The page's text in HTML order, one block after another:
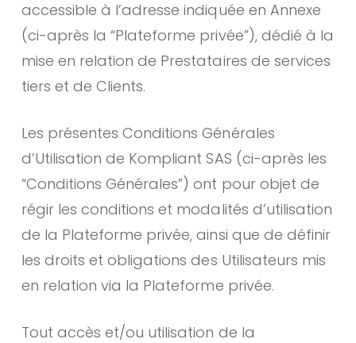
accessible à l’adresse indiquée en Annexe
(ci-après la “Plateforme privée”), dédié à la
mise en relation de Prestataires de services
tiers et de Clients.
Les présentes Conditions Générales
d’Utilisation de Kompliant SAS (ci-après les
“Conditions Générales”) ont pour objet de
régir les conditions et modalités d’utilisation
de la Plateforme privée, ainsi que de définir
les droits et obligations des Utilisateurs mis
en relation via la Plateforme privée.
Tout accès et/ou utilisation de la